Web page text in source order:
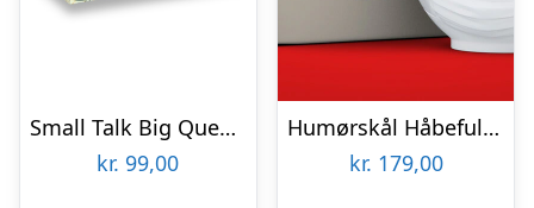
Small Talk Big Questions – Jul
kr. 99,00
Humørskål Håbefuld – Tassen
kr. 179,00